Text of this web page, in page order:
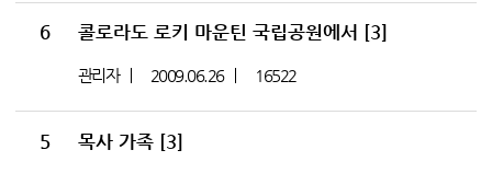
6 콜로라도 로키 마운틴 국립공원에서 [3]
관리자 2009.06.26 16522
5 목사 가족 [3]